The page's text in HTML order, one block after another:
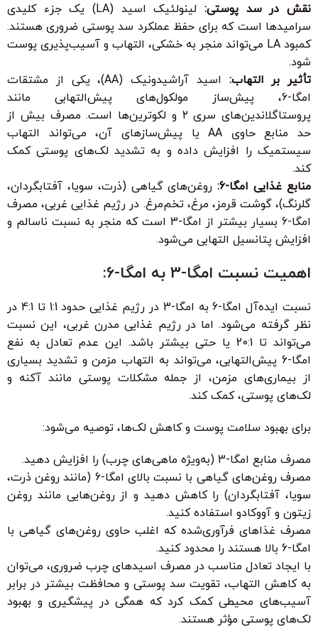
نقش در سد پوستی:
لینولئیک اسید (LA) یک جزء کلیدی
سرامیدها است که برای حفظ عملکرد سد پوستی ضروری هستند.
کمبود LA می‌تواند منجر به خشکی، التهاب و آسیب‌پذیری پوست
شود.
تأثیر بر التهاب:
اسید آراشیدونیک (AA)، یکی از مشتقات
امگا-6، پیش‌ساز مولکول‌های پیش‌التهابی مانند
پروستاگلاندین‌های سری ۲ و لکوترین‌ها است. مصرف بیش از
حد منابع حاوی AA یا پیش‌سازهای آن، می‌تواند التهاب
سیستمیک را افزایش داده و به تشدید لک‌های پوستی کمک
کند.
منابع غذایی امگا-6: روغن‌های گیاهی (ذرت، سویا، آفتابگردان،
گلرنگ)، گوشت قرمز، مرغ، تخم‌مرغ. در رژیم غذایی غربی، مصرف
امگا-6 بسیار بیشتر از امگا-3 است که منجر به نسبت ناسالم و
افزایش پتانسیل التهابی می‌شود.
اهمیت نسبت امگا-3 به امگا-6:
نسبت ایده‌آل امگا-6 به امگا-3 در رژیم غذایی حدود 1:1 تا 4:1 در
نظر گرفته می‌شود. اما در رژیم غذایی مدرن غربی، این نسبت
می‌تواند تا 20:1 یا حتی بیشتر باشد. این عدم تعادل به نفع
امگا-6 پیش‌التهابی، می‌تواند به التهاب مزمن و تشدید بسیاری
از بیماری‌های مزمن، از جمله مشکلات پوستی مانند آکنه و
لک‌های پوستی، کمک کند.
برای بهبود سلامت پوست و کاهش لک‌ها، توصیه می‌شود:
مصرف منابع امگا-3 (به‌ویژه ماهی‌های چرب) را افزایش دهید.
مصرف روغن‌های گیاهی با نسبت بالای امگا-6 (مانند روغن ذرت،
سویا، آفتابگردان) را کاهش دهید و از روغن‌هایی مانند روغن
زیتون و آووکادو استفاده کنید.
مصرف غذاهای فرآوری‌شده که اغلب حاوی روغن‌های گیاهی با
امگا-6 بالا هستند را محدود کنید.
با ایجاد تعادل مناسب در مصرف اسیدهای چرب ضروری، می‌توان
به کاهش التهاب، تقویت سد پوستی و محافظت بیشتر در برابر
آسیب‌های محیطی کمک کرد که همگی در پیشگیری و بهبود
لک‌های پوستی مؤثر هستند.